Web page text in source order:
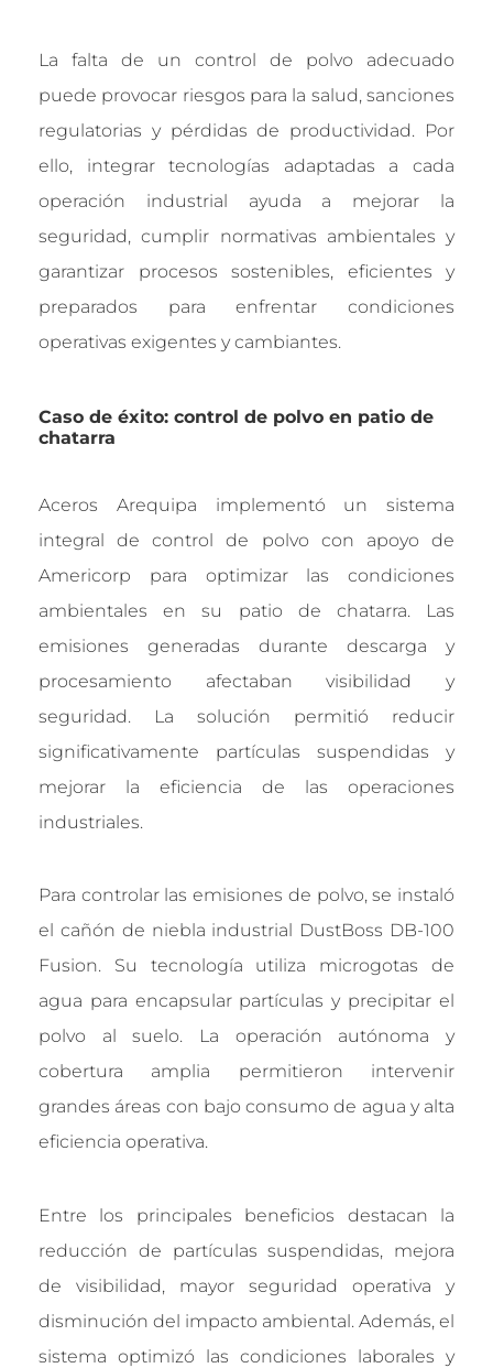
La falta de un control de polvo adecuado
puede provocar riesgos para la salud, sanciones
regulatorias y pérdidas de productividad. Por
ello, integrar tecnologías adaptadas a cada
operación industrial ayuda a mejorar la
seguridad, cumplir normativas ambientales y
garantizar procesos sostenibles, eficientes y
preparados para enfrentar condiciones
operativas exigentes y cambiantes.
Caso de éxito: control de polvo en patio de
chatarra
Aceros Arequipa implementó un sistema
integral de control de polvo con apoyo de
Americorp para optimizar las condiciones
ambientales en su patio de chatarra. Las
emisiones generadas durante descarga y
procesamiento afectaban visibilidad y
seguridad. La solución permitió reducir
significativamente partículas suspendidas y
mejorar la eficiencia de las operaciones
industriales.
Para controlar las emisiones de polvo, se instaló
el cañón de niebla industrial DustBoss DB-100
Fusion. Su tecnología utiliza microgotas de
agua para encapsular partículas y precipitar el
polvo al suelo. La operación autónoma y
cobertura amplia permitieron intervenir
grandes áreas con bajo consumo de agua y alta
eficiencia operativa.
Entre los principales beneficios destacan la
reducción de partículas suspendidas, mejora
de visibilidad, mayor seguridad operativa y
disminución del impacto ambiental. Además, el
sistema optimizó las condiciones laborales y